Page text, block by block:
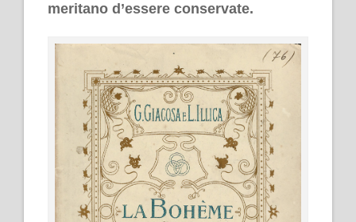
meritano d’essere conservate.